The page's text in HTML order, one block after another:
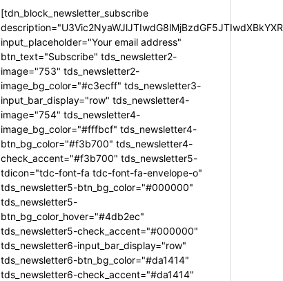
[tdn_block_newsletter_subscribe
input_placeholder="Your email address"
btn_text="Subscribe" tds_newsletter2-
image="753" tds_newsletter2-
image_bg_color="#c3ecff" tds_newsletter3-
input_bar_display="row" tds_newsletter4-
image="754" tds_newsletter4-
image_bg_color="#fffbcf" tds_newsletter4-
btn_bg_color="#f3b700" tds_newsletter4-
check_accent="#f3b700" tds_newsletter5-
tdicon="tdc-font-fa tdc-font-fa-envelope-o"
tds_newsletter5-btn_bg_color="#000000"
tds_newsletter5-
btn_bg_color_hover="#4db2ec"
tds_newsletter5-check_accent="#000000"
tds_newsletter6-input_bar_display="row"
tds_newsletter6-btn_bg_color="#da1414"
tds_newsletter6-check_accent="#da1414"